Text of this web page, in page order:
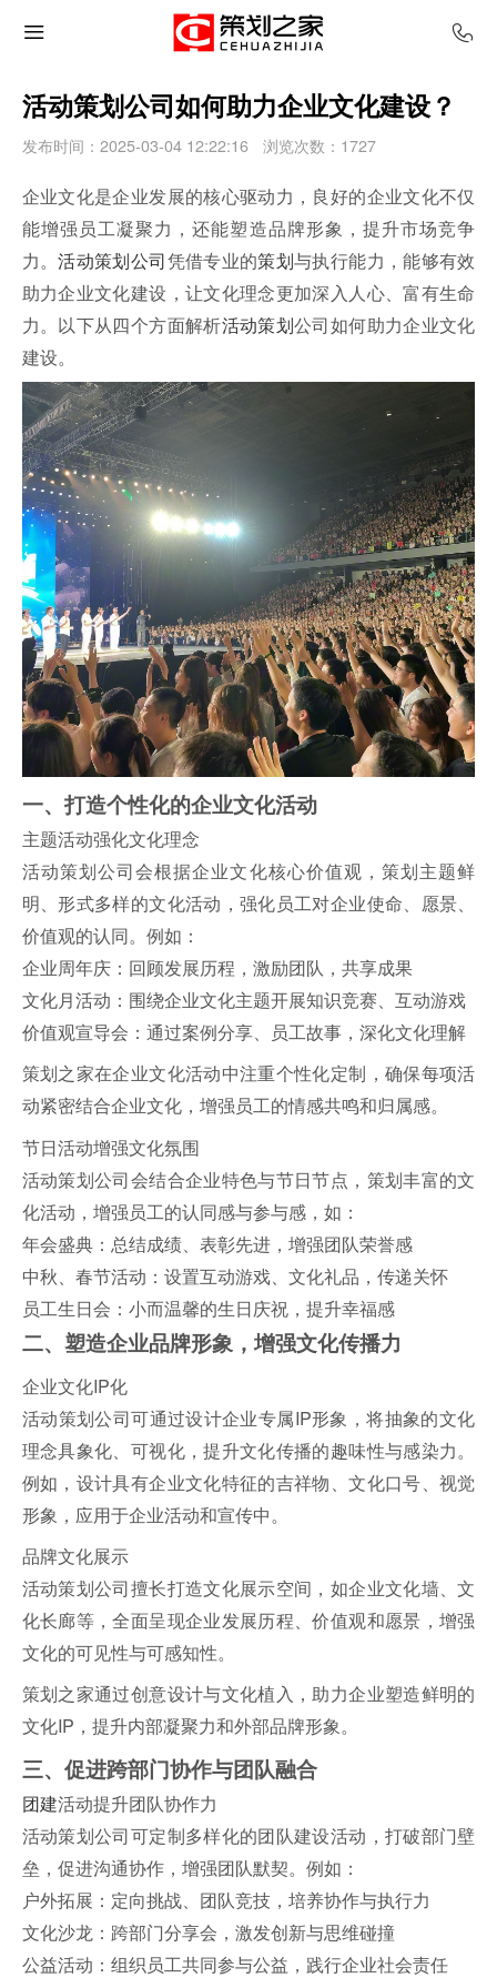
活动策划公司如何助力企业文化建设？
发布时间：2025-03-04 12:22:16 浏览次数： 1727
企业文化是企业发展的核心驱动力，良好的企业文化不仅
能增强员工凝聚力，还能塑造品牌形象，提升市场竞争
力。活动策划公司凭借专业的策划与执行能力，能够有效
助力企业文化建设，让文化理念更加深入人心、富有生命
力。以下从四个方面解析活动策划公司如何助力企业文化
建设。
一、打造个性化的企业文化活动
主题活动强化文化理念
活动策划公司会根据企业文化核心价值观，策划主题鲜
明、形式多样的文化活动，强化员工对企业使命、愿景、
价值观的认同。例如：
企业周年庆：回顾发展历程，激励团队，共享成果
文化月活动：围绕企业文化主题开展知识竞赛、互动游戏
价值观宣导会：通过案例分享、员工故事，深化文化理解
策划之家在企业文化活动中注重个性化定制，确保每项活
动紧密结合企业文化，增强员工的情感共鸣和归属感。
节日活动增强文化氛围
活动策划公司会结合企业特色与节日节点，策划丰富的文
化活动，增强员工的认同感与参与感，如：
年会盛典：总结成绩、表彰先进，增强团队荣誉感
中秋、春节活动：设置互动游戏、文化礼品，传递关怀
员工生日会：小而温馨的生日庆祝，提升幸福感
二、塑造企业品牌形象，增强文化传播力
企业文化IP化
活动策划公司可通过设计企业专属IP形象，将抽象的文化
理念具象化、可视化，提升文化传播的趣味性与感染力。
例如，设计具有企业文化特征的吉祥物、文化口号、视觉
形象，应用于企业活动和宣传中。
品牌文化展示
活动策划公司擅长打造文化展示空间，如企业文化墙、文
化长廊等，全面呈现企业发展历程、价值观和愿景，增强
文化的可见性与可感知性。
策划之家通过创意设计与文化植入，助力企业塑造鲜明的
文化IP，提升内部凝聚力和外部品牌形象。
三、促进跨部门协作与团队融合
团建活动提升团队协作力
活动策划公司可定制多样化的团队建设活动，打破部门壁
垒，促进沟通协作，增强团队默契。例如：
户外拓展：定向挑战、团队竞技，培养协作与执行力
文化沙龙：跨部门分享会，激发创新与思维碰撞
公益活动：组织员工共同参与公益，践行企业社会责任